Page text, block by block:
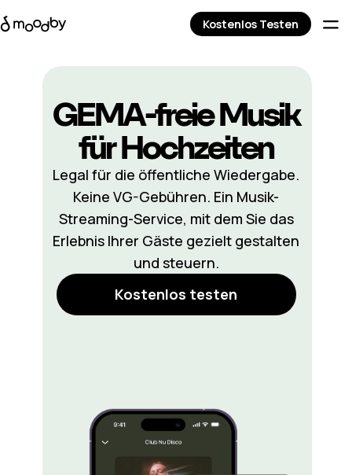
GEMA-freie Musik
für Hochzeiten
Legal für die öffentliche Wiedergabe.
Keine VG-Gebühren. Ein Musik-
Streaming-Service, mit dem Sie das
Erlebnis Ihrer Gäste gezielt gestalten
und steuern.
Kostenlos testen
Kostenlos Testen